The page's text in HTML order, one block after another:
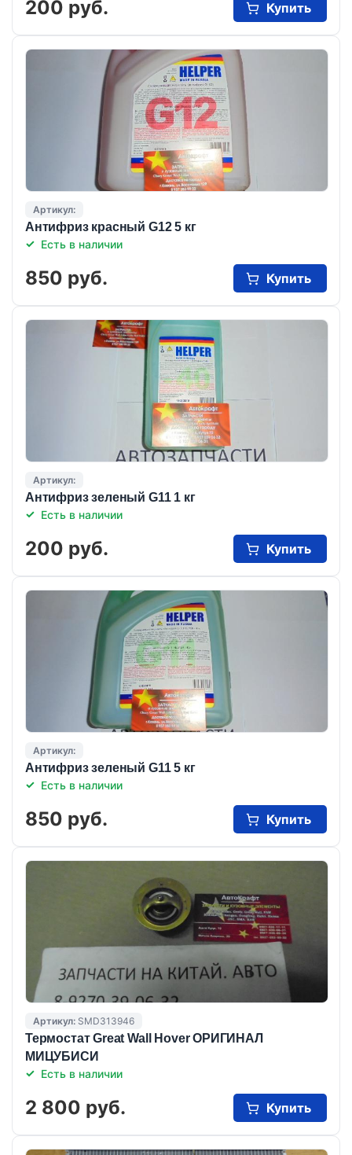
200 руб. Купить
Артикул:
Антифриз красный G12 5 кг
Есть в наличии
850 руб. Купить
Артикул:
Антифриз зеленый G11 1 кг
Есть в наличии
200 руб. Купить
Артикул:
Антифриз зеленый G11 5 кг
Есть в наличии
850 руб. Купить
Артикул: SMD313946
Термостат Great Wall Hover ОРИГИНАЛ
МИЦУБИСИ
Есть в наличии
2 800 руб. Купить